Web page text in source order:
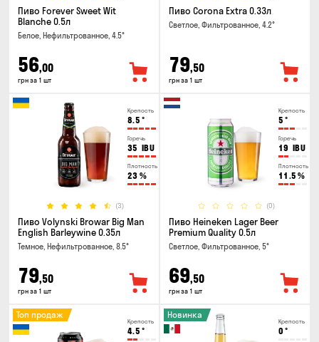
Пиво Forever Sweet Wit
Blanche 0.5л
Белое, Нефильтрованное, 4.5°
56,00
грн за 1 шт
Пиво Corona Extra 0.33л
Светлое, Фильтрованное, 4.2°
79,50
грн за 1 шт
Крепость
8.5 °
Горечь
35 IBU
Плотность
23 %
(3)
Пиво Volynski Browar Big Man
English Barleywine 0.35л
Темное, Нефильтрованное, 8.5°
79,50
грн за 1 шт
Крепость
5 °
Горечь
19 IBU
Плотность
11.5 %
(0)
Пиво Heineken Lager Beer
Premium Quality 0.5л
Светлое, Фильтрованное, 5°
69,50
грн за 1 шт
Крепость
4.5 °
Топ продаж
Крепость
0 °
Новинка